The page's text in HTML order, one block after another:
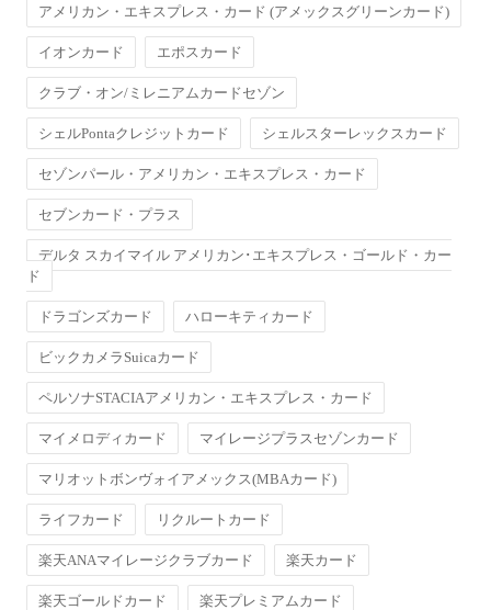
アメリカン・エキスプレス・カード (アメックスグリーンカード)
イオンカード エポスカード
クラブ・オン/ミレニアムカードセゾン
シェルPontaクレジットカード シェルスターレックスカード
セゾンパール・アメリカン・エキスプレス・カード
セブンカード・プラス
デルタ スカイマイル アメリカン･エキスプレス・ゴールド・カー
ド
ドラゴンズカード ハローキティカード
ビックカメラSuicaカード
ペルソナSTACIAアメリカン・エキスプレス・カード
マイメロディカード マイレージプラスセゾンカード
マリオットボンヴォイアメックス(MBAカード)
ライフカード リクルートカード
楽天ANAマイレージクラブカード 楽天カード
楽天ゴールドカード 楽天プレミアムカード